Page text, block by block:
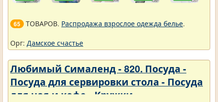
65 ТОВАРОВ. Распродажа взрослое одежда белье.
Орг: Дамское счастье
Любимый Сималенд - 820. Посуда -
Посуда для сервировки стола - Посуда
для чая и кофе - Кружки